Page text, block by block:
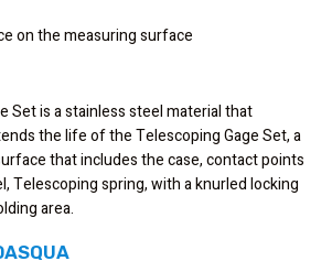
on the measuring surface
Set is a stainless steel material that
the life of the Telescoping Gage Set, a
that includes the case, contact points
Telescoping spring, with a knurled locking
area.